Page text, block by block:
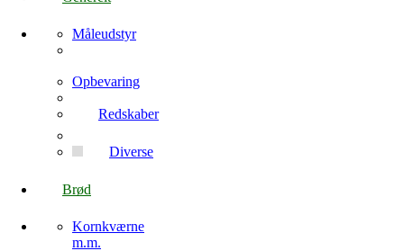
Måleudstyr
Opbevaring
Redskaber
Diverse
Brød
Kornkværne
m.m.